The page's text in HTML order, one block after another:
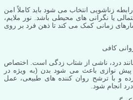
زناشویی انتخاب می شود باید کاملاً امن
یا نگرانی های محیطی باشد. نور ملایم،
زمانی کمک می کند تا ذهن فرد بر روی
کافی
درد، ناشی از شتاب زدگی است. اختصاص
نوازی باعث می شود بدن (به ویژه در
و با ترشح روان کننده های طبیعی، عمل
انجام شود.